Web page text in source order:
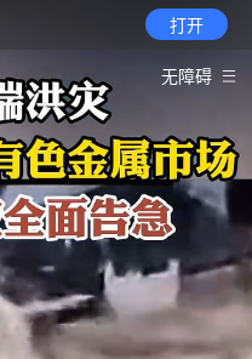
打开
无障碍